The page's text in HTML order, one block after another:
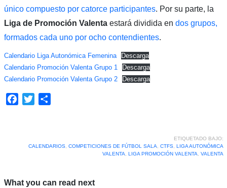
único compuesto por catorce participantes. Por su parte, la
Liga de Promoción Valenta estará dividida en dos grupos,
formados cada uno por ocho contendientes.
Calendario Liga Autonómica Femenina
Descarga
Calendario Promoción Valenta Grupo 1
Descarga
Calendario Promoción Valenta Grupo 2
Descarga
Facebook
Twitter
ETIQUETADO BAJO:
CALENDARIOS, COMPETICIONES DE FÚTBOL SALA, CTFS, LIGA AUTONÓMICA
VALENTA, LIGA PROMOCIÓN VALENTA, VALENTA
What you can read next